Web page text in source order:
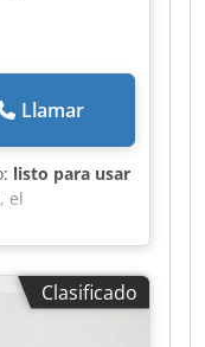
Llamar
listo para usar
el
y el soplado.
Clasificado